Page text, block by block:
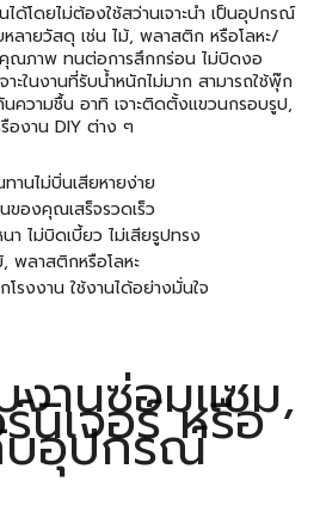
ได้โดยไม่ต้องใช้สว่านเจาะนำ เป็นอุปกรณ์
ลายวัสดุ เช่น ไม้, พลาสติก หรือโลหะ/
ณภาพ ทนต่อการสึกกร่อน ไม่บิดงอ
าะในงานที่รับน้ำหนักไม่มาก สามารถใช้พุ๊ก
วามชื้น อาทิ เจาะติดตั้งแขวนกรอบรูป,
องาน DIY ต่าง ๆ
นไม่บิ่นเสียหายง่าย
ของคุณเสร็จรวดเร็ว
ไม่บิดเบี้ยว ไม่เสียรูปทรง
พลาสติกหรือโลหะ
รงงาน ใช้งานได้อย่างมั่นใจ
งานซ่อมแซม,
นิเจอร์ หรือ
อุปกรณ์